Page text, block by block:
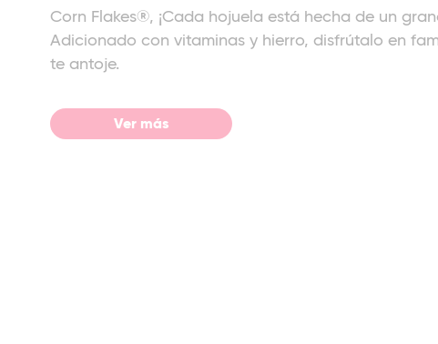
Corn Flakes®, ¡Cada hojuela está hecha de un
Adicionado con vitaminas y hierro, disfrútalo en
te antoje.
Ver más